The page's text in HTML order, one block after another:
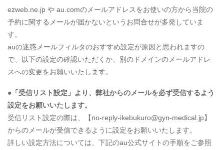
ezweb.ne.jp や au.comのメールアドレスをお使いの方から当院の
予約に関するメールが届かないというお問合せが多発していま
す。
auの迷惑メールフィルタのおすすめ設定が原因と思われますの
で、以下の設定の確認いただくか、別のドメインのメールアドレ
スへの変更をお願いいたします。
● 「受信リスト設定」より、弊社からのメールを必ず受信するよう
設定をお願いいたします。
受信リスト設定の際は、【no-reply-ikebukuro@gyn-medical.jp】
からのメールが受信できるように設定をお願いいたします。
詳しい設定方法については、下記のau公式サイトの手順をご参照